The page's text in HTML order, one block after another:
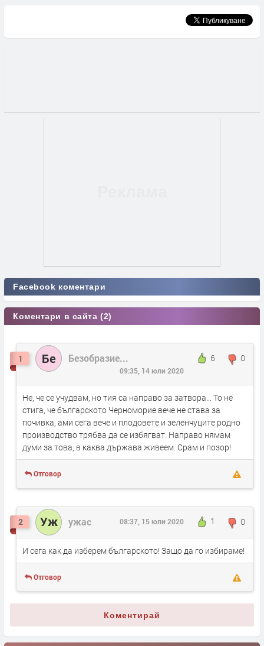
Facebook коментари
Коментари в сайта (2)
1 Бе Безобразие... 6 0
09:35, 14 юли 2020
Не, че се учудвам, но тия са направо за затвора... То не
стига, че българското Черноморие вече не става за
почивка, ами сега вече и плодовете и зеленчуците родно
производство трябва да се избягват. Направо нямам
думи за това, в каква държава живеем. Срам и позор!
Отговор
2 Уж ужас 1 0
08:37, 15 юли 2020
И сега как да изберем българското! Защо да го избираме!
Отговор
Коментирай